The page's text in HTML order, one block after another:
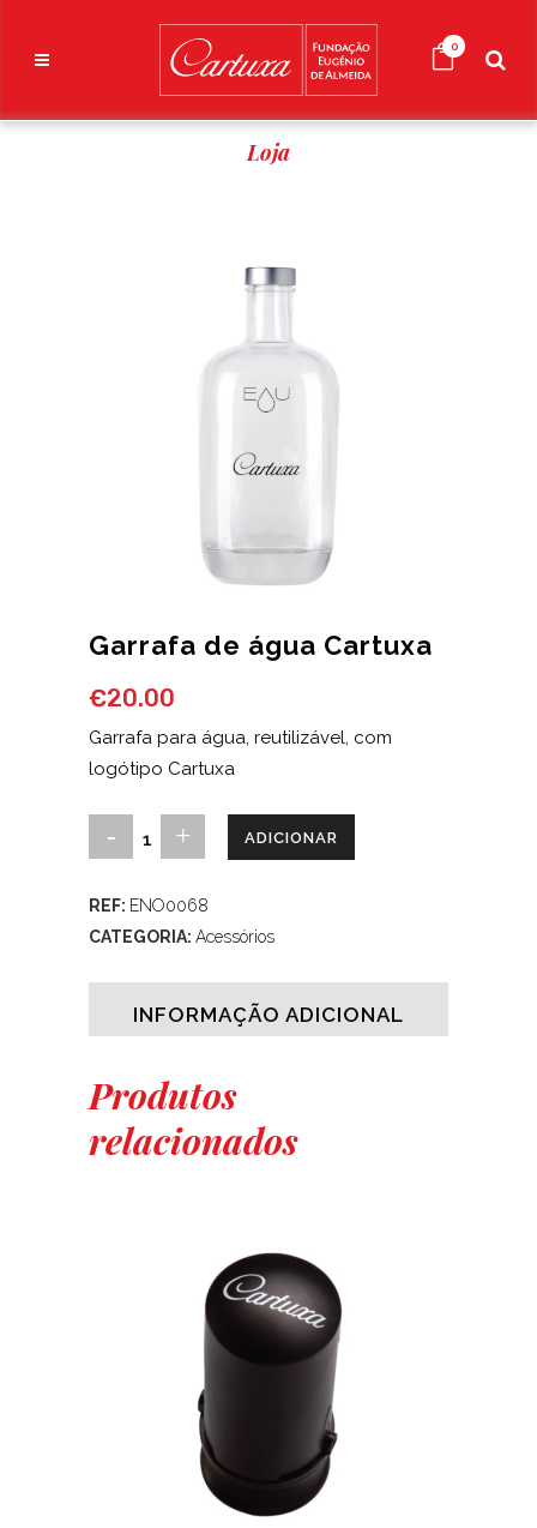
0
Loja
Garrafa de água Cartuxa
€20.00
Garrafa para água, reutilizável, com
logótipo Cartuxa
Garrafa
quantity
ADICIONAR
REF: ENO0068
CATEGORIA: Acessórios
INFORMAÇÃO ADICIONAL
Produtos
relacionados